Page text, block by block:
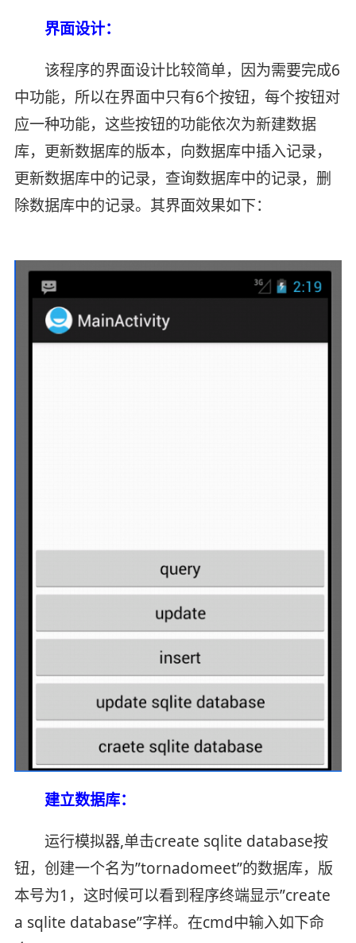
界面设计：
该程序的界面设计比较简单，因为需要完成6
中功能，所以在界面中只有6个按钮，每个按钮对
应一种功能，这些按钮的功能依次为新建数据
库，更新数据库的版本，向数据库中插入记录，
更新数据库中的记录，查询数据库中的记录，删
除数据库中的记录。其界面效果如下：
建立数据库：
运行模拟器,单击create sqlite database按
钮，创建一个名为”tornadomeet”的数据库，版
本号为1，这时候可以看到程序终端显示”create
a sqlite database”字样。在cmd中输入如下命